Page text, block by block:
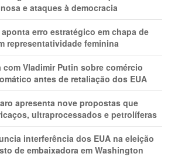
e ataques à democracia
erro estratégico em chapa de
representatividade feminina
com Vladimir Putin sobre comércio
antes de retaliação dos EUA
apresenta nove propostas que
ultraprocessados e petrolíferas
interferência dos EUA na eleição
de embaixadora em Washington